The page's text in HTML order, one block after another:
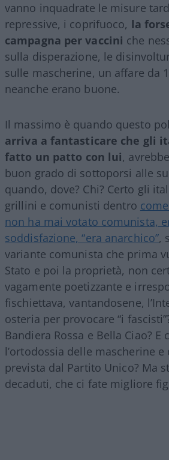
vanno inquadrate le misure
repressive, i coprifuoco, la
campagna per vaccini che
sulla disperazione, le
sulle mascherine, un affare da
neanche erano buone.
Il massimo è quando questo
arriva a fantasticare che gli
fatto un patto con lui,
buon grado di sottoporsi alle
quando, dove? Chi? Certo gli
grillini e comunisti dentro
non ha mai votato comunista,
soddisfazione, “era anarchico”,
variante comunista che prima
Stato e poi la proprietà, non
vagamente poetizzante e
fischiettava, vantandosene,
osteria per provocare “i
Bandiera Rossa e Bella Ciao? E
l’ortodossia delle mascherine
prevista dal Partito Unico? Ma
decaduti, che ci fate migliore